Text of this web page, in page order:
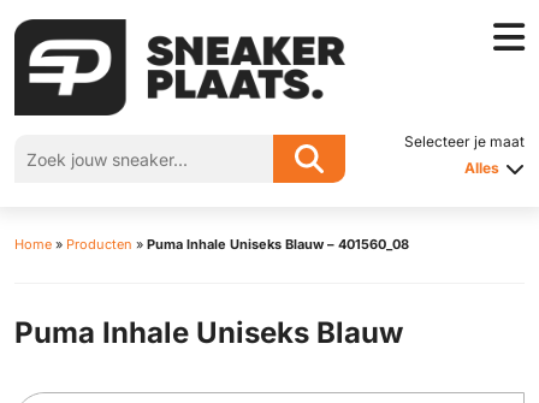
Selecteer je maat
Alles
Home » Producten » Puma Inhale Uniseks Blauw – 401560_08
Puma Inhale Uniseks Blauw